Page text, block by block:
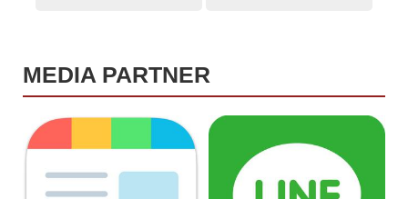
MEDIA PARTNER